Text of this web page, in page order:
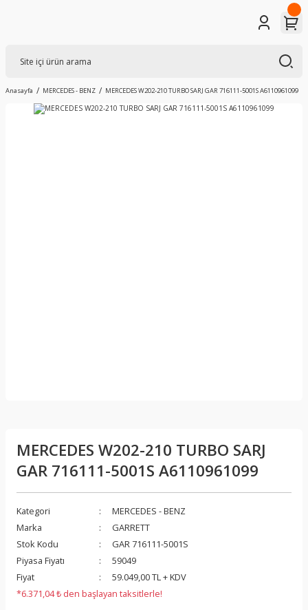
Anasayfa MERCEDES - BENZ MERCEDES W202-210 TURBO SARJ GAR 716111-5001S A6110961099
MERCEDES W202-210 TURBO SARJ
GAR 716111-5001S A6110961099
Kategori
MERCEDES - BENZ
Marka
GARRETT
Stok Kodu
GAR 716111-5001S
Piyasa Fiyatı
59049
Fiyat
59.049,00 TL + KDV
*6.371,04 ₺ den başlayan taksitlerle!